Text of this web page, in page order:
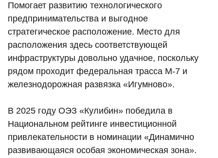
Помогает развитию технологического
предпринимательства и выгодное
стратегическое расположение. Место для
расположения здесь соответствующей
инфраструктуры довольно удачное, поскольку
рядом проходит федеральная трасса М-7 и
железнодорожная развязка «Игумново».
В 2025 году ОЭЗ «Кулибин» победила в
Национальном рейтинге инвестиционной
привлекательности в номинации «Динамично
развивающаяся особая экономическая зона».